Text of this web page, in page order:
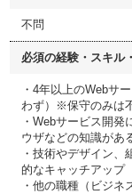
不問
必須の経験・スキル
・4年以上のWebサ
わず）※保守のみは
・Webサービス開
ウザなどの知識があ
・技術やデザイン
的なキャッチアップ
・他の職種（ビジ